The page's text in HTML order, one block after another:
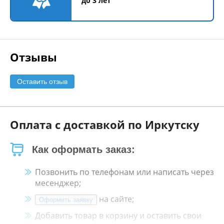
Отзывы
Оставить отзыв
Оплата с доставкой по Иркутску
Как оформать заказ:
Позвонить по телефонам или написать через
месенджер;
Оформить заявку
на сайте;
Добавить товар в корзину и оставить свои